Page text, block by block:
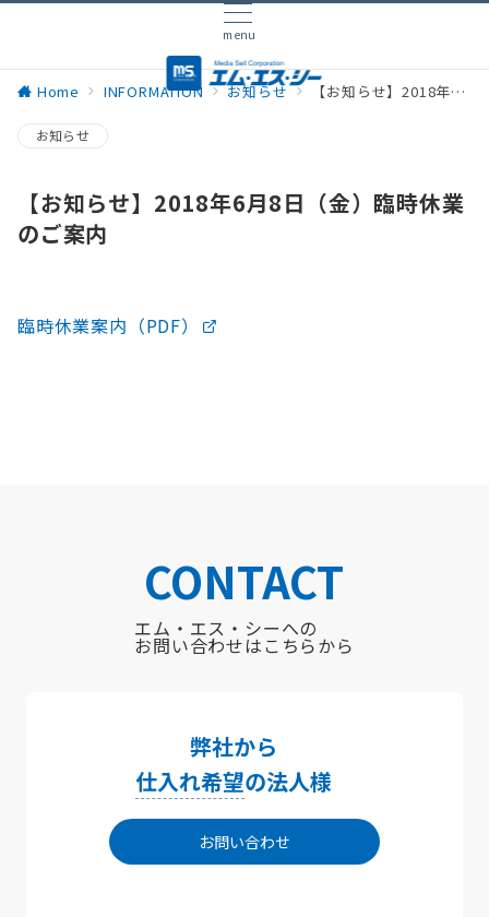
menu
Home INFORMATION お知らせ 【お知らせ】2018年6月8日（金）臨時休業のご案内
お知らせ
【お知らせ】2018年6月8日（金）臨時休業
のご案内
臨時休業案内（PDF）
CONTACT
エム・エス・シーへの
お問い合わせはこちらから
弊社から
仕入れ希望の法人様
お問い合わせ